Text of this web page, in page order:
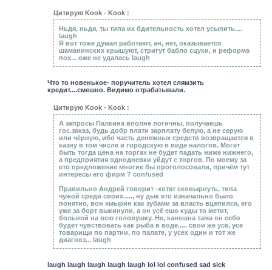
Цитирую Kook - Kook :
Ньдя, ньдя, ты типа их бдительность хотел усыпить....
laugh
Я вот тоже думал работают, ан, нет, оказывается
шаманинских крышуют, стригут бабло сцуки, и реформа
пох... оже не удалась laugh
Что то новенькое- поручитель хотел слямзить
кредит....смешно. Видимо отрабатывали.
Цитирую Kook - Kook :
А запросы Палкина вполне логичны, получаешь
гос.заказ, будь добр плати зарплату белую, а не серую
или чёрную, ибо часть денежных средств возвращается в
казну в том числе и городскую в виде налогов. Могет
быть тогда цена на торгах не будет падать ниже нижнего,
а предприятия однодневки уйдут с торгов. По моему за
ето предложение многие бы проголосовали, причём тут
интересы его фирм ? confused
Правильно Андрей говорит -хотят сковырнуть, типа
чужой среди своих....., ну дык ето изначально было
понятно, вон хмырин как зубами за власть вцепился, его
уже за борт выкинули, а он усё ешо куды то метит,
больной на всю головушку. Не, канешна тама он себя
будет чувствовать как рыба в воде..... свои же усе, усе
товарищи по партии, по палате, у усех один и тот же
диагноз... laugh
laugh laugh laugh laugh laugh lol lol confused sad sick